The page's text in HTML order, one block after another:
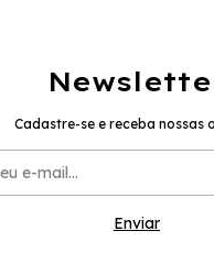
Cadastre-se e receba nossas